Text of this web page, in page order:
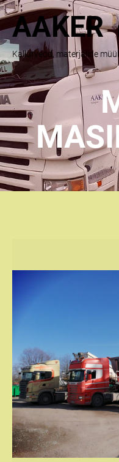
AAKER
Kallurveod, materjalide